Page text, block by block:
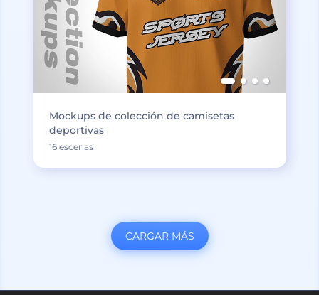
Mockups de colección de camisetas
deportivas
16 escenas
CARGAR MÁS